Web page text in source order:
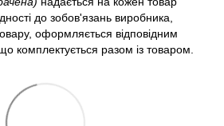
до зобов'язань виробника,
оформляється відповідним
комплектується разом із товаром.